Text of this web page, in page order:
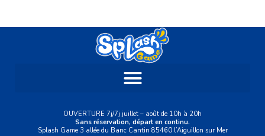
OUVERTURE 7j/7j juillet – août de 10h à 20h
Sans réservation, départ en continu.
Splash Game 3 allée du Banc Cantin 85460 l’Aiguillon sur Mer